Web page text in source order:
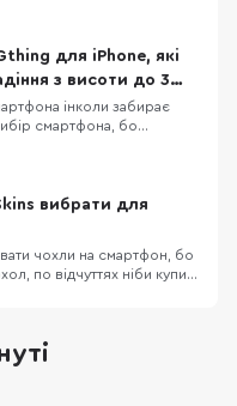
Pixel 8 та Pixel 8 Pro
акаунти в Twitter
планує
для iPhone, які
з висоти до 3
інколи забирає
смартфона, бо
яка давно себе
виробник якісних,
аксесуарів до iPhone
вибрати для
чохли на смартфон, бо
по відчуттях ніби купив
приємно, але краще
вживу, тому сьогодні